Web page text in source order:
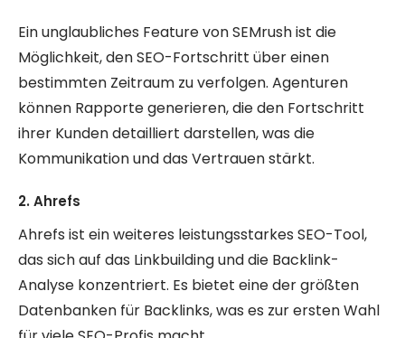
Ein unglaubliches Feature von SEMrush ist die
Möglichkeit, den SEO-Fortschritt über einen
bestimmten Zeitraum zu verfolgen. Agenturen
können Rapporte generieren, die den Fortschritt
ihrer Kunden detailliert darstellen, was die
Kommunikation und das Vertrauen stärkt.
2. Ahrefs
Ahrefs ist ein weiteres leistungsstarkes SEO-Tool,
das sich auf das Linkbuilding und die Backlink-
Analyse konzentriert. Es bietet eine der größten
Datenbanken für Backlinks, was es zur ersten Wahl